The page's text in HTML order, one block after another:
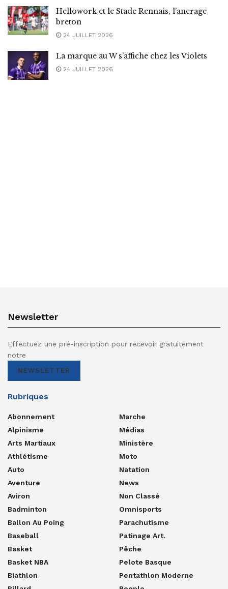
Hellowork et le Stade Rennais, l’ancrage
breton
24 JUILLET 2026
La marque au W s’affiche chez les Violets
24 JUILLET 2026
Newsletter
Effectuez une pré-inscription pour recevoir gratuitement
notre
NEWSLETTER
Rubriques
Abonnement
Alpinisme
Arts Martiaux
Athlétisme
Auto
Aventure
Aviron
Badminton
Ballon Au Poing
Baseball
Basket
Basket NBA
Biathlon
Marche
Médias
Ministère
Moto
Natation
News
Non Classé
Omnisports
Parachutisme
Patinage Art.
Pêche
Pelote Basque
Pentathlon Moderne